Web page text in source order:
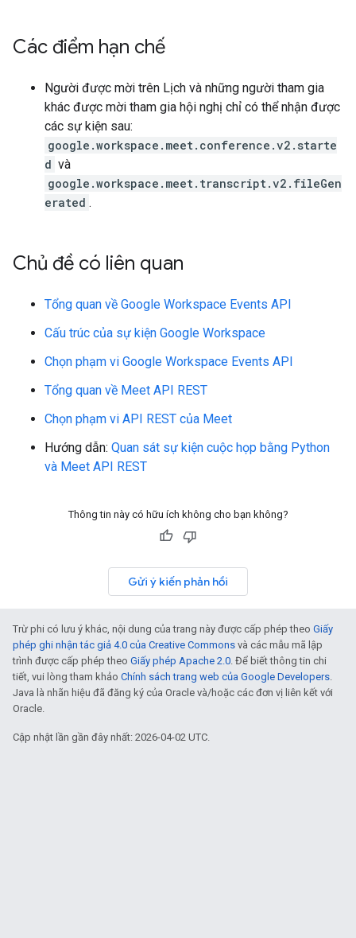
Các điểm hạn chế
Người được mời trên Lịch và những người tham gia
khác được mời tham gia hội nghị chỉ có thể nhận được
các sự kiện sau:
google.workspace.meet.conference.v2.starte
d và
google.workspace.meet.transcript.v2.fileGen
erated .
Chủ đề có liên quan
Tổng quan về Google Workspace Events API
Cấu trúc của sự kiện Google Workspace
Chọn phạm vi Google Workspace Events API
Tổng quan về Meet API REST
Chọn phạm vi API REST của Meet
Hướng dẫn: Quan sát sự kiện cuộc họp bằng Python
và Meet API REST
Thông tin này có hữu ích không cho bạn không?
Gửi ý kiến phản hồi
Trừ phi có lưu ý khác, nội dung của trang này được cấp phép theo Giấy
phép ghi nhận tác giả 4.0 của Creative Commons và các mẫu mã lập
trình được cấp phép theo Giấy phép Apache 2.0. Để biết thông tin chi
tiết, vui lòng tham khảo Chính sách trang web của Google Developers.
Java là nhãn hiệu đã đăng ký của Oracle và/hoặc các đơn vị liên kết với
Oracle.
Cập nhật lần gần đây nhất: 2026-04-02 UTC.